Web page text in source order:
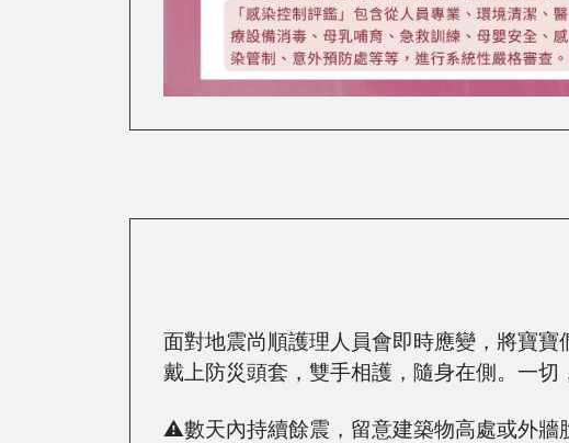
面對地震尚順護理人員會即時應變，將寶
戴上防災頭套，雙手相護，隨身在側。一
⚠️數天內持續餘震，留意建築物高處或外牆